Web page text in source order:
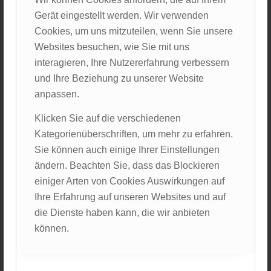
Gerät eingestellt werden. Wir verwenden
Cookies, um uns mitzuteilen, wenn Sie unsere
Websites besuchen, wie Sie mit uns
interagieren, Ihre Nutzererfahrung verbessern
und Ihre Beziehung zu unserer Website
anpassen.
Klicken Sie auf die verschiedenen
Kategorienüberschriften, um mehr zu erfahren.
Sie können auch einige Ihrer Einstellungen
ändern. Beachten Sie, dass das Blockieren
einiger Arten von Cookies Auswirkungen auf
Ihre Erfahrung auf unseren Websites und auf
die Dienste haben kann, die wir anbieten
können.
Do kimmt schon de nächste Station:
Glühwein, heiße Schokolad und Punsch
Erfüllen unsern innigsten Wunsch:
Warm soin unsere Händ und Füße wern,
Aber selbst de Kälte kann unsern Ausflug ned
verderbn!
Und de Tammi erklärt uns ihr Arbeit ganz vergnügt
In da Bergwachtler Hütten
Wir warten auf den nächsten Schlitten:
De Pistenraupe bringt uns wieder runter
Und wir treffen uns ganz munter
In da Gaststube, wos is ganz warm
Und wir richtig gmiatlich sitzen zam.